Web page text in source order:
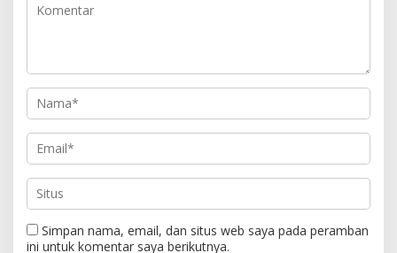
Simpan nama, email, dan situs web saya pada peramban
ini untuk komentar saya berikutnya.